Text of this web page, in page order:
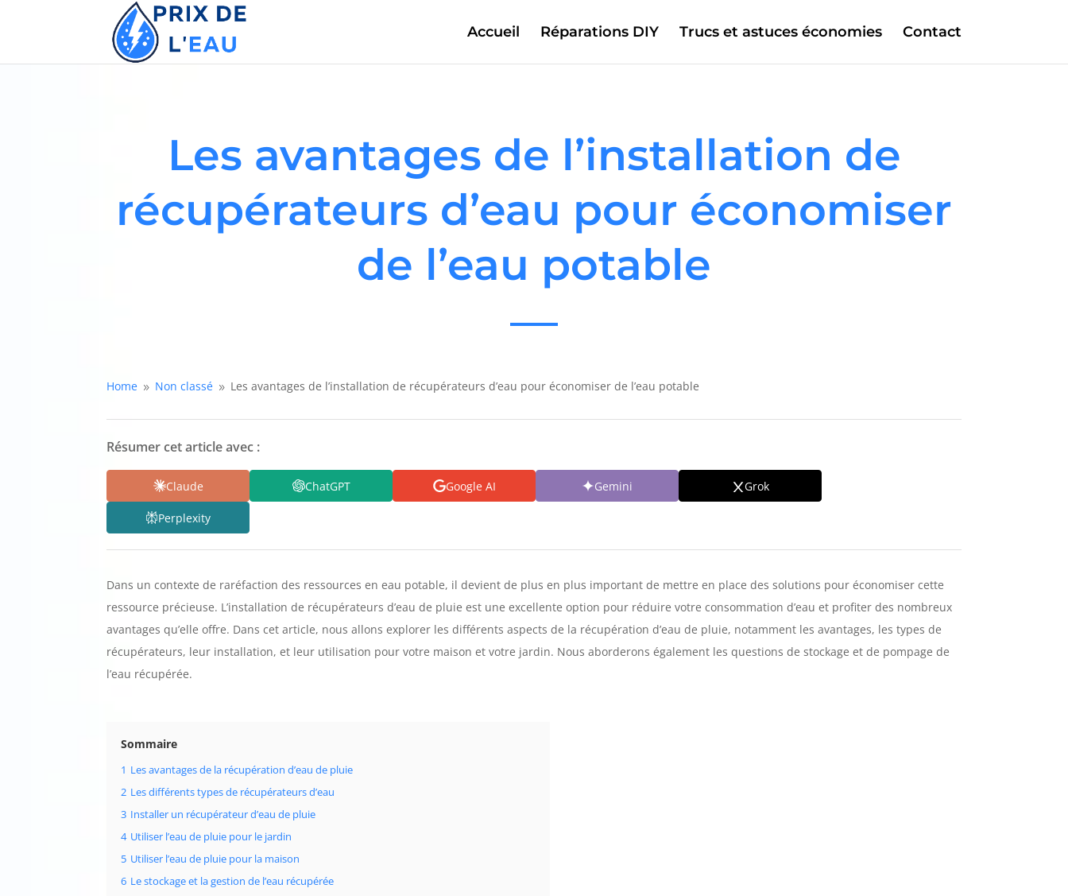
Accueil Réparations DIY Trucs et astuces économies Contact
Les avantages de l’installation de
récupérateurs d’eau pour économiser
de l’eau potable
Home 9 Non classé 9 Les avantages de l’installation de récupérateurs d’eau pour économiser de l’eau potable
Résumer cet article avec :
Claude ChatGPT Google AI Gemini Grok
Perplexity
Dans un contexte de raréfaction des ressources en eau potable, il devient de plus en plus important de mettre en place des solutions pour économiser cette
ressource précieuse. L’installation de récupérateurs d’eau de pluie est une excellente option pour réduire votre consommation d’eau et profiter des nombreux
avantages qu’elle offre. Dans cet article, nous allons explorer les différents aspects de la récupération d’eau de pluie, notamment les avantages, les types de
récupérateurs, leur installation, et leur utilisation pour votre maison et votre jardin. Nous aborderons également les questions de stockage et de pompage de
l’eau récupérée.
Sommaire
1 Les avantages de la récupération d’eau de pluie
2 Les différents types de récupérateurs d’eau
3 Installer un récupérateur d’eau de pluie
4 Utiliser l’eau de pluie pour le jardin
5 Utiliser l’eau de pluie pour la maison
6 Le stockage et la gestion de l’eau récupérée